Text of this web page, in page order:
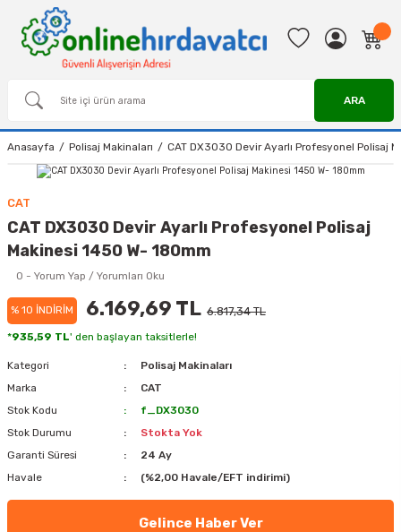
ARA
Anasayfa Polisaj Makinaları CAT DX3030 Devir Ayarlı Profesyonel Polisaj
CAT
CAT DX3030 Devir Ayarlı Profesyonel Polisaj
Makinesi 1450 W- 180mm
0 - Yorum Yap / Yorumları Oku
% 10 İNDİRİM 6.169,69 TL 6.817,34 TL
*935,59 TL' den başlayan taksitlerle!
Kategori
Polisaj Makinaları
Marka
CAT
Stok Kodu
f_DX3030
Stok Durumu
Stokta Yok
Garanti Süresi
24 Ay
Havale
(%2,00 Havale/EFT indirimi)
Gelince Haber Ver